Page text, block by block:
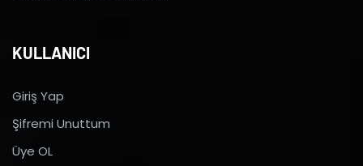
KULLANICI
Giriş Yap
Şifremi Unuttum
Üye OL